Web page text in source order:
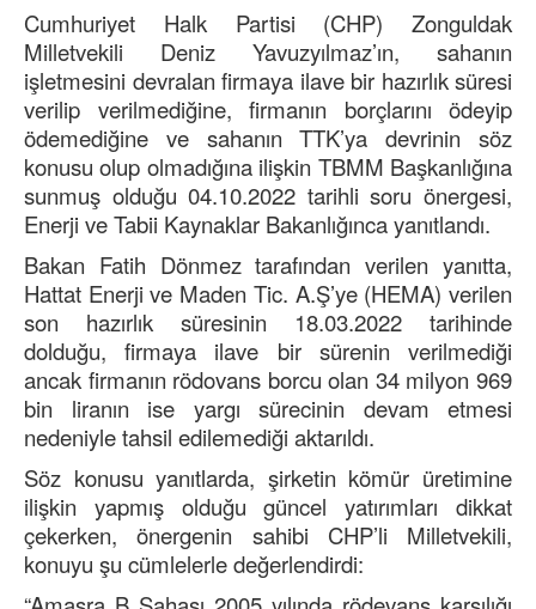
Cumhuriyet Halk Partisi (CHP) Zonguldak
Milletvekili Deniz Yavuzyılmaz’ın, sahanın
işletmesini devralan firmaya ilave bir hazırlık süresi
verilip verilmediğine, firmanın borçlarını ödeyip
ödemediğine ve sahanın TTK’ya devrinin söz
konusu olup olmadığına ilişkin TBMM Başkanlığına
sunmuş olduğu 04.10.2022 tarihli soru önergesi,
Enerji ve Tabii Kaynaklar Bakanlığınca yanıtlandı.
Bakan Fatih Dönmez tarafından verilen yanıtta,
Hattat Enerji ve Maden Tic. A.Ş’ye (HEMA) verilen
son hazırlık süresinin 18.03.2022 tarihinde
dolduğu, firmaya ilave bir sürenin verilmediği
ancak firmanın rödovans borcu olan 34 milyon 969
bin liranın ise yargı sürecinin devam etmesi
nedeniyle tahsil edilemediği aktarıldı.
Söz konusu yanıtlarda, şirketin kömür üretimine
ilişkin yapmış olduğu güncel yatırımları dikkat
çekerken, önergenin sahibi CHP’li Milletvekili,
konuyu şu cümlelerle değerlendirdi: